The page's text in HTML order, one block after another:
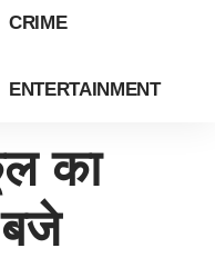
CRIME
ENTERTAINMENT
का